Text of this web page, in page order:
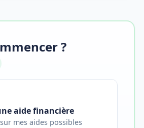
?
aide financière
mes aides possibles